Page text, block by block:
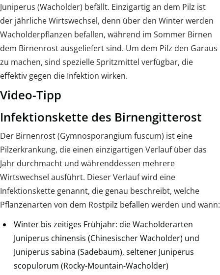
Juniperus (Wacholder) befällt. Einzigartig an dem Pilz ist
der jährliche Wirtswechsel, denn über den Winter werden
Wacholderpflanzen befallen, während im Sommer Birnen
dem Birnenrost ausgeliefert sind. Um dem Pilz den Garaus
zu machen, sind spezielle Spritzmittel verfügbar, die
effektiv gegen die Infektion wirken.
Video-Tipp
Infektionskette des Birnengitterost
Der Birnenrost (Gymnosporangium fuscum) ist eine
Pilzerkrankung, die einen einzigartigen Verlauf über das
Jahr durchmacht und währenddessen mehrere
Wirtswechsel ausführt. Dieser Verlauf wird eine
Infektionskette genannt, die genau beschreibt, welche
Pflanzenarten von dem Rostpilz befallen werden und wann:
Winter bis zeitiges Frühjahr: die Wacholderarten
Juniperus chinensis (Chinesischer Wacholder) und
Juniperus sabina (Sadebaum), seltener Juniperus
scopulorum (Rocky-Mountain-Wacholder)